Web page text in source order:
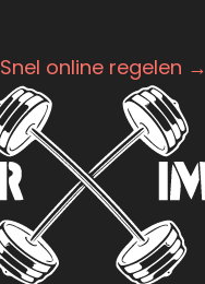
Snel online regelen →